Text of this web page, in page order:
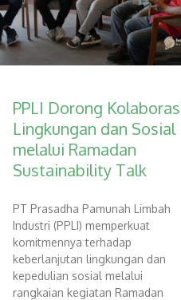
PPLI Dorong
Lingkungan dan Sosial
melalui Ramadan
Sustainability Talk
PT Prasadha Pamunah Limbah
Industri (PPLI) memperkuat
komitmennya terhadap
keberlanjutan lingkungan dan
kepedulian sosial melalui
rangkaian kegiatan Ramadan